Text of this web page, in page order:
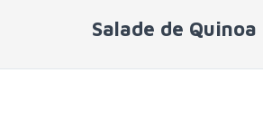
Salade de